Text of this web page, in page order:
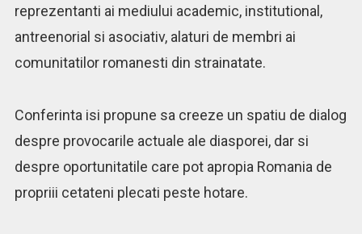
reprezentanti ai mediului academic, institutional,
antreenorial si asociativ, alaturi de membri ai
comunitatilor romanesti din strainatate.
Conferinta isi propune sa creeze un spatiu de dialog
despre provocarile actuale ale diasporei, dar si
despre oportunitatile care pot apropia Romania de
propriii cetateni plecati peste hotare.